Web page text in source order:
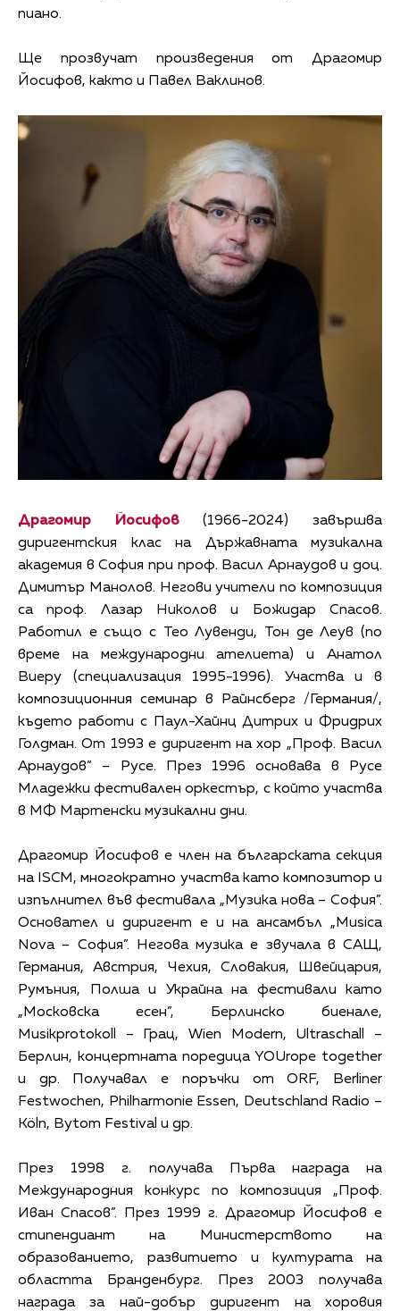
пиано.
Ще прозвучат произведения от Драгомир
Йосифов, както и Павел Ваклинов.
Драгомир Йосифов(1966-2024) завършва
диригентския клас на Държавната музикална
академия в София при проф. Васил Арнаудов и доц.
Димитър Манолов. Негови учители по композиция
са проф. Лазар Николов и Божидар Спасов.
Работил е също с Тео Лувенди, Тон де Леув (по
време на международни ателиета) и Анатол
Виеру (специализация 1995-1996). Участва и в
композиционния семинар в Райнсберг /Германия/,
където работи с Паул-Хайнц Дитрих и Фридрих
Голдман. От 1993 е диригент на хор „Проф. Васил
Арнаудов” – Русе. През 1996 основава в Русе
Младежки фестивален оркестър, с който участва
в МФ Мартенски музикални дни.
Драгомир Йосифов е член на българската секция
на ISCM, многократно участва като композитор и
изпълнител във фестивала „Музика нова – София”.
Основател и диригент е и на ансамбъл „Musica
Nova – София”. Негова музика е звучала в САЩ,
Германия, Австрия, Чехия, Словакия, Швейцария,
Румъния, Полша и Украйна на фестивали като
„Московска есен”, Берлинско биенале,
Musikprotokoll – Грац, Wien Modern, Ultraschall –
Берлин, концертната поредица YOUrope together
и др. Получавал е поръчки от ORF, Berliner
Festwochen, Philharmonie Essen, Deutschland Radio –
Köln, Bytom Festival и др.
През 1998 г. получава Първа награда на
Международния конкурс по композиция „Проф.
Иван Спасов”. През 1999 г. Драгомир Йосифов е
стипендиант на Министерството на
образованието, развитието и културата на
областта Бранденбург. През 2003 получава
награда за най-добър диригент на хоровия